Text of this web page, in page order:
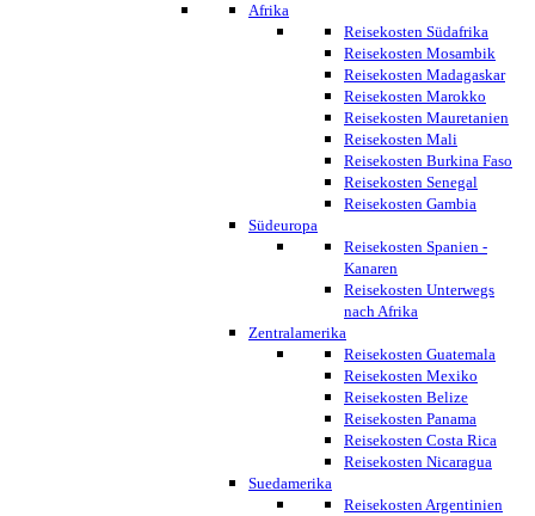
Afrika
Reisekosten Südafrika
Reisekosten Mosambik
Reisekosten Madagaskar
Reisekosten Marokko
Reisekosten Mauretanien
Reisekosten Mali
Reisekosten Burkina Faso
Reisekosten Senegal
Reisekosten Gambia
Südeuropa
Reisekosten Spanien -
Kanaren
Reisekosten Unterwegs
nach Afrika
Zentralamerika
Reisekosten Guatemala
Reisekosten Mexiko
Reisekosten Belize
Reisekosten Panama
Reisekosten Costa Rica
Reisekosten Nicaragua
Suedamerika
Reisekosten Argentinien